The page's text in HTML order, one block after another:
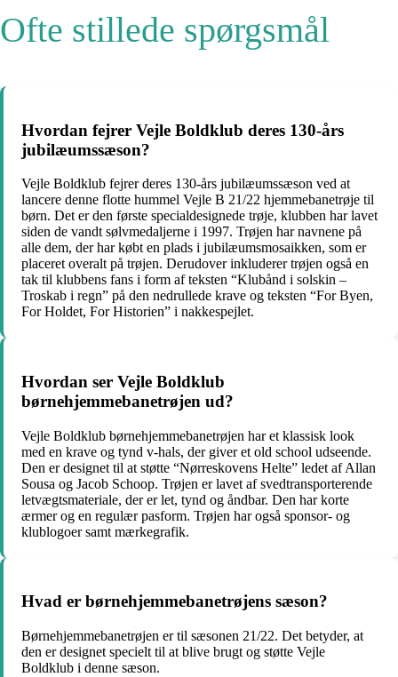
Ofte stillede spørgsmål
Hvordan fejrer Vejle Boldklub deres 130-års
jubilæumssæson?
Vejle Boldklub fejrer deres 130-års jubilæumssæson ved at
lancere denne flotte hummel Vejle B 21/22 hjemmebanetrøje til
børn. Det er den første specialdesignede trøje, klubben har lavet
siden de vandt sølvmedaljerne i 1997. Trøjen har navnene på
alle dem, der har købt en plads i jubilæumsmosaikken, som er
placeret overalt på trøjen. Derudover inkluderer trøjen også en
tak til klubbens fans i form af teksten “Klubånd i solskin –
Troskab i regn” på den nedrullede krave og teksten “For Byen,
For Holdet, For Historien” i nakkespejlet.
Hvordan ser Vejle Boldklub
børnehjemmebanetrøjen ud?
Vejle Boldklub børnehjemmebanetrøjen har et klassisk look
med en krave og tynd v-hals, der giver et old school udseende.
Den er designet til at støtte “Nørreskovens Helte” ledet af Allan
Sousa og Jacob Schoop. Trøjen er lavet af svedtransporterende
letvægtsmateriale, der er let, tynd og åndbar. Den har korte
ærmer og en regulær pasform. Trøjen har også sponsor- og
klublogoer samt mærkegrafik.
Hvad er børnehjemmebanetrøjens sæson?
Børnehjemmebanetrøjen er til sæsonen 21/22. Det betyder, at
den er designet specielt til at blive brugt og støtte Vejle
Boldklub i denne sæson.